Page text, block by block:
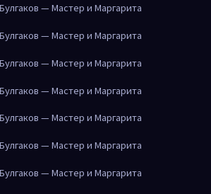
— Мастер и Маргарита
— Мастер и Маргарита
— Мастер и Маргарита
— Мастер и Маргарита
— Мастер и Маргарита
— Мастер и Маргарита
— Мастер и Маргарита